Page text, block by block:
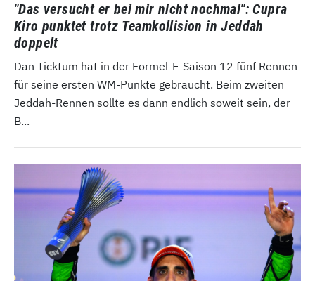
"Das versucht er bei mir nicht nochmal": Cupra
Kiro punktet trotz Teamkollision in Jeddah
doppelt
Dan Ticktum hat in der Formel-E-Saison 12 fünf Rennen
für seine ersten WM-Punkte gebraucht. Beim zweiten
Jeddah-Rennen sollte es dann endlich soweit sein, der
B...